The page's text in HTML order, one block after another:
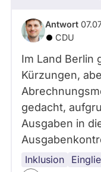
Antwort
CDU
Im Land Berlin
Kürzungen,
gedacht,
Ausgaben in
Inklusion